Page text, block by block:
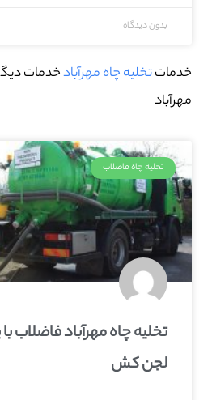
بدون دیدگاه
خدماتتخلیه چاه مهرآبادخدمات
مهرآباد
تخلیه چاه فاضلاب
تخلیه چاه مهرآباد
لجن کش